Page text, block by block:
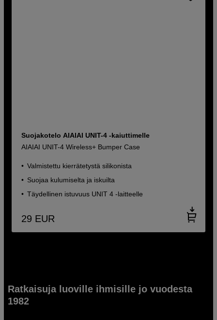
Suojakotelo AIAIAI UNIT-4 -kaiuttimelle
AIAIAI UNIT-4 Wireless+ Bumper Case
Valmistettu kierrätetystä silikonista
Suojaa kulumiselta ja iskuilta
Täydellinen istuvuus UNIT 4 -laitteelle
29 EUR
Ratkaisuja luoville ihmisille jo vuodesta
1982